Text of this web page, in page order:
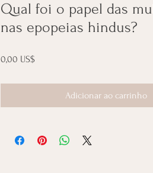
Qual foi o papel das
nas epopeias hindus?
0,00 US$Preço
Adicionar ao carrinho